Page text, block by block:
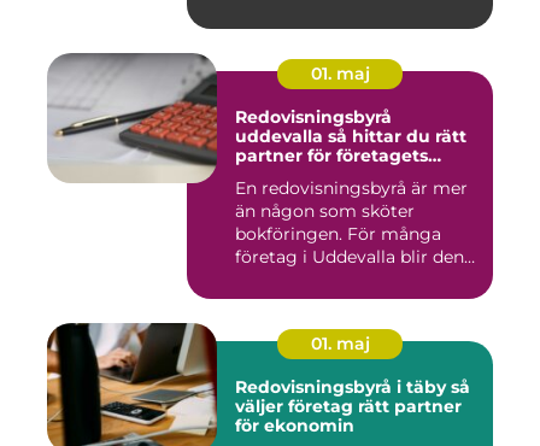
01. maj
Redovisningsbyrå
uddevalla så hittar du rätt
partner för företagets
En redovisningsbyrå är mer
än någon som sköter
bokföringen. För många
företag i Uddevalla blir den
01. maj
Redovisningsbyrå i täby så
väljer företag rätt partner
för ekonomin